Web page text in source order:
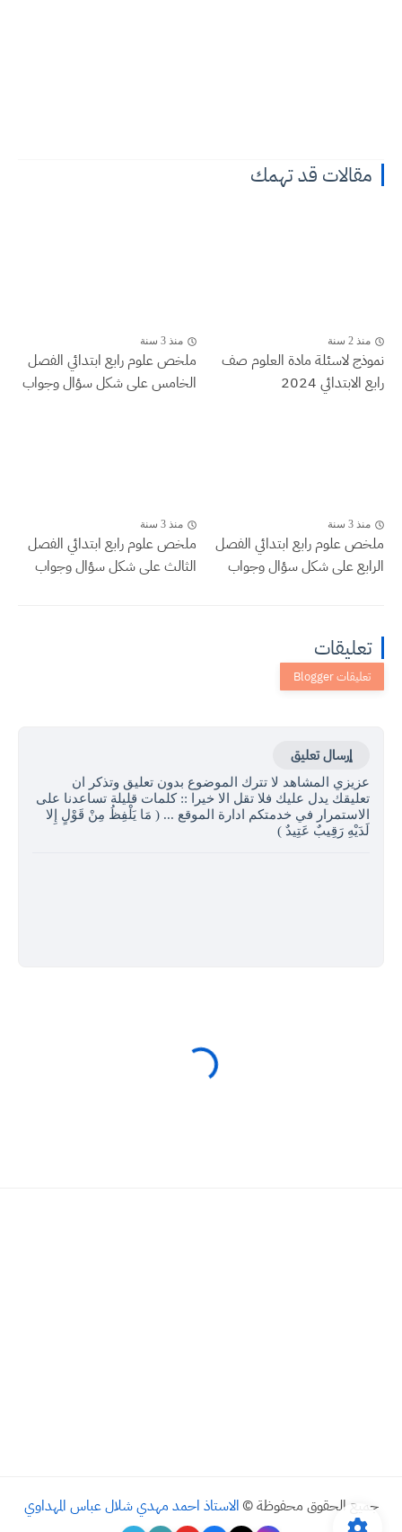
مقالات قد تهمك
منذ 2 سنة
نموذج لاسئلة مادة العلوم صف
رابع الابتدائي 2024
منذ 3 سنة
ملخص علوم رابع ابتدائي الفصل
الخامس على شكل سؤال وجواب
منذ 3 سنة
ملخص علوم رابع ابتدائي الفصل
الرابع على شكل سؤال وجواب
منذ 3 سنة
ملخص علوم رابع ابتدائي الفصل
الثالث على شكل سؤال وجواب
تعليقات
إرسال تعليق
عزيزي المشاهد لا تترك الموضوع بدون تعليق وتذكر ان
تعليقك يدل عليك فلا تقل الا خيرا :: كلمات قليلة تساعدنا على
الاستمرار في خدمتكم ادارة الموقع ... ( مَا يَلْفِظُ مِنْ قَوْلٍ إِلا
لَدَيْهِ رَقِيبٌ عَتِيدٌ )
جميع الحقوق محفوظة © الاستاذ احمد مهدي شلال عباس المهداوي